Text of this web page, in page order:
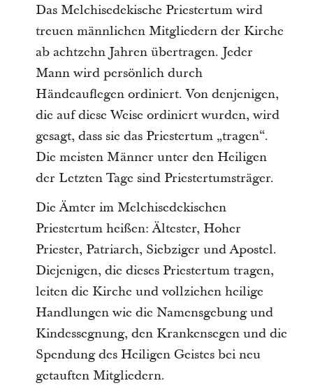
Das Melchisedekische Priestertum wird
treuen männlichen Mitgliedern der Kirche
ab achtzehn Jahren übertragen. Jeder
Mann wird persönlich durch
Händeauflegen ordiniert. Von denjenigen,
die auf diese Weise ordiniert wurden, wird
gesagt, dass sie das Priestertum „tragen“.
Die meisten Männer unter den Heiligen
der Letzten Tage sind Priestertumsträger.
Die Ämter im Melchisedekischen
Priestertum heißen: Ältester, Hoher
Priester, Patriarch, Siebziger und Apostel.
Diejenigen, die dieses Priestertum tragen,
leiten die Kirche und vollziehen heilige
Handlungen wie die Namensgebung und
Kindessegnung, den Krankensegen und die
Spendung des Heiligen Geistes bei neu
getauften Mitgliedern.